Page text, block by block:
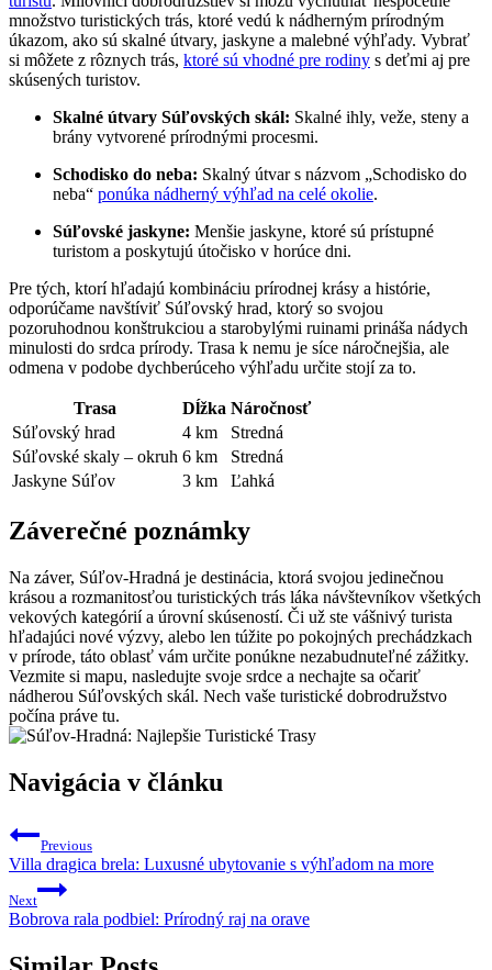
množstvo turistických trás, ktoré vedú k nádherným prírodným
úkazom, ako sú skalné útvary, jaskyne a malebné výhľady. Vybrať
si môžete z rôznych trás, ktoré sú vhodné pre rodiny s deťmi aj pre
skúsených turistov.
Skalné útvary Súľovských skál: Skalné ihly, veže, steny a
brány vytvorené prírodnými procesmi.
Schodisko do neba: Skalný útvar s názvom „Schodisko do
neba“ ponúka nádherný výhľad na celé okolie.
Súľovské jaskyne: Menšie jaskyne, ktoré sú prístupné
turistom a poskytujú útočisko v horúce dni.
Pre tých, ktorí hľadajú kombináciu prírodnej krásy a histórie,
odporúčame navštíviť Súľovský hrad, ktorý so svojou
pozoruhodnou konštrukciou a starobylými ruinami prináša nádych
minulosti do srdca prírody. Trasa k nemu je síce náročnejšia, ale
odmena v podobe dychberúceho výhľadu určite stojí za to.
Trasa Dĺžka Náročnosť
Súľovský hrad
4 km
Stredná
Súľovské skaly – okruh 6 km
Stredná
Jaskyne Súľov
3 km Ľahká
Záverečné poznámky
Na záver, Súľov-Hradná je destinácia, ktorá svojou jedinečnou
krásou a rozmanitosťou turistických trás láka návštevníkov všetkých
vekových kategórií a úrovní skúseností. Či už ste vášnivý turista
hľadajúci nové výzvy, alebo len túžite po pokojných prechádzkach
v prírode, táto oblasť vám určite ponúkne nezabudnuteľné zážitky.
Vezmite si mapu, nasledujte svoje srdce a nechajte sa očariť
nádherou Súľovských skál. Nech vaše turistické dobrodružstvo
počína práve tu.
Navigácia v článku
Previous
Villa dragica brela: Luxusné ubytovanie s výhľadom na more
Next
Bobrova rala podbiel: Prírodný raj na orave